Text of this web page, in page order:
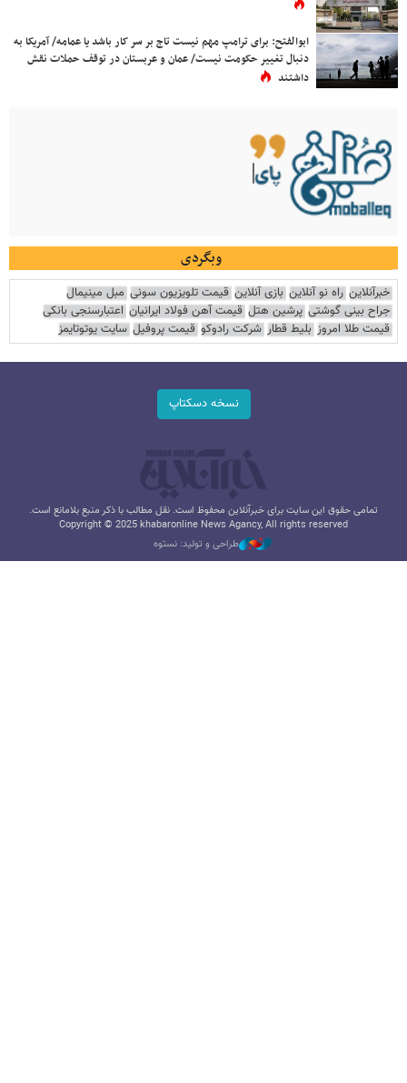
ابوالفتح: برای ترامپ مهم نیست تاج بر سر کار باشد یا عمامه/ آمریکا به
دنبال تغییر حکومت نیست/ عمان و عربستان در توقف حملات نقش
داشتند
وبگردی
خبرآنلاین راه نو آنلاین بازی آنلاین قیمت تلویزیون سونی مبل مینیمال
جراح بینی گوشتی پرشین هتل قیمت آهن فولاد ایرانیان اعتبارسنجی بانکی
قیمت طلا امروز بلیط قطار شرکت رادوکو قیمت پروفیل سایت یوتوتایمز
نسخه دسکتاپ
تمامی حقوق این سایت برای خبرآنلاین محفوظ است. نقل مطالب با ذکر منبع بلامانع است.
Copyright © 2025 khabaronline News Agancy, All rights reserved
طراحی و تولید: نستوه